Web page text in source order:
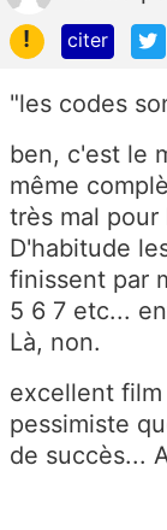
!
citer
"les codes
ben, c'est le
même
très mal pour
D'habitude
finissent par
5 6 7 etc...
Là, non.
excellent
pessimiste
de succès...